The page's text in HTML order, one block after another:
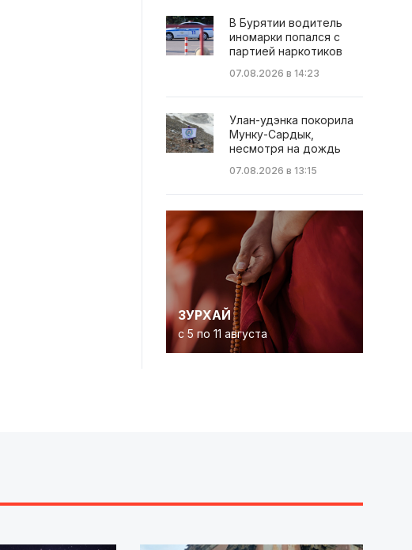
В Бурятии водитель
иномарки попался с
партией наркотиков
07.08.2026 в 14:23
Улан-удэнка покорила
Мунку-Сардык,
несмотря на дождь
07.08.2026 в 13:15
ЗУРХАЙ
с 5 по 11 августа